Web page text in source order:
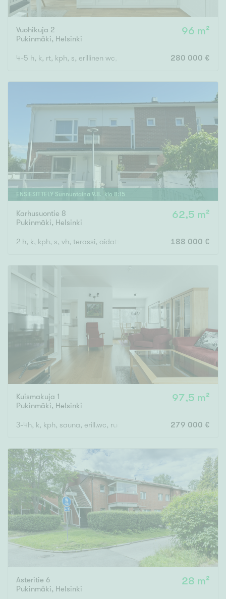
Järvi- tai merinäköala
Maalämpö
Oma ranta
Oma sauna
Vuohikuja 2
Pukinmäki, Helsinki
96 m²
4-5 h, k, rt, kph, s, erillinen wc, vh, ransk. parveke, piha
280 000 €
ENSIESITTELY Sunnuntaina 9.8. klo 8:15
Karhusuontie 8
Pukinmäki, Helsinki
62,5 m²
2 h, k, kph, s, vh, terassi, aidattu piha 188 000 €
Kuismakuja 1
Pukinmäki, Helsinki
97,5 m²
3-4h, k, kph, sauna, erill.wc, ruok.tila, 3xvh, parveke279 000 €
Asteritie 6
Pukinmäki, Helsinki
28 m²